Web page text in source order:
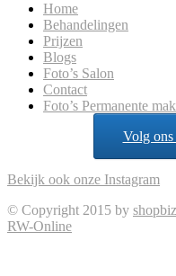
Home
Behandelingen
Prijzen
Blogs
Foto’s Salon
Contact
Foto’s Permanente
Volg
Bekijk ook onze Instagram
© Copyright 2015 by shopbiz
RW-Online